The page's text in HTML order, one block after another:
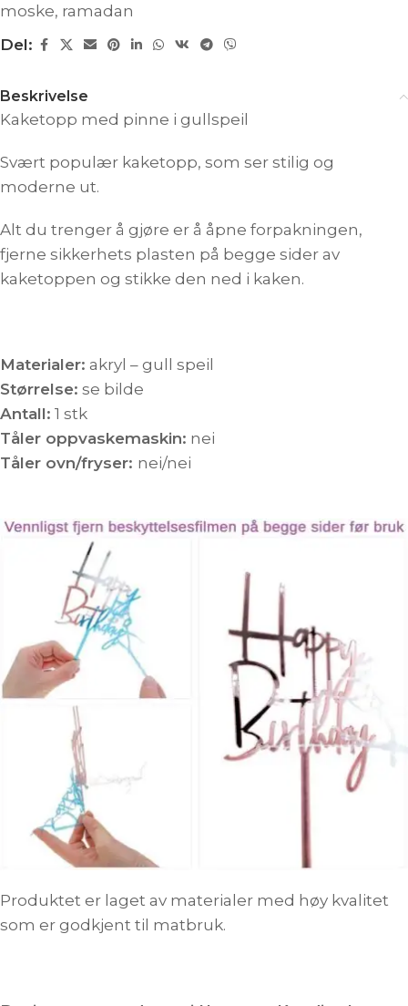
moske, ramadan
Del:
Beskrivelse
Kaketopp med pinne i gullspeil
Svært populær kaketopp, som ser stilig og
moderne ut.
Alt du trenger å gjøre er å åpne forpakningen,
fjerne sikkerhets plasten på begge sider av
kaketoppen og stikke den ned i kaken.
Materialer: akryl – gull speil
Størrelse: se bilde
Antall: 1 stk
Tåler oppvaskemaskin: nei
Tåler ovn/fryser: nei/nei
Produktet er laget av materialer med høy kvalitet
som er godkjent til matbruk.